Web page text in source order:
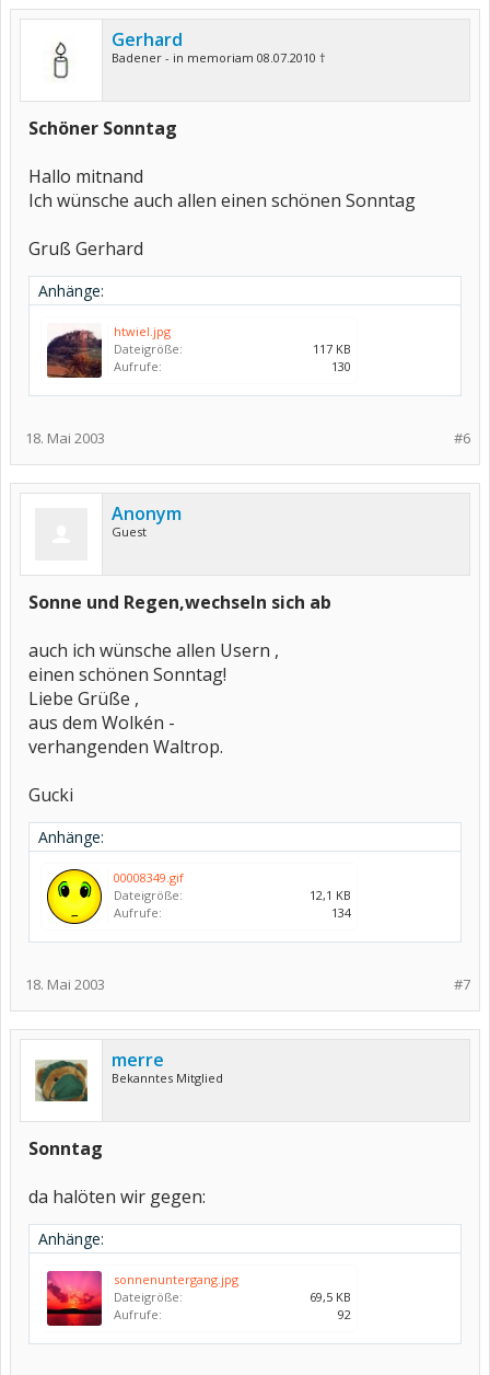
Gerhard
Badener - in memoriam 08.07.2010 †
Schöner Sonntag
Hallo mitnand
Ich wünsche auch allen einen schönen Sonntag
Gruß Gerhard
Anhänge:
htwiel.jpg
Dateigröße:
117 KB
Aufrufe:
130
#6
18. Mai 2003
Anonym
Guest
Sonne und Regen,wechseln sich ab
auch ich wünsche allen Usern ,
einen schönen Sonntag!
Liebe Grüße ,
aus dem Wolkén -
verhangenden Waltrop.
Gucki
Anhänge:
00008349.gif
Dateigröße:
12,1 KB
Aufrufe:
134
#7
18. Mai 2003
merre
Bekanntes Mitglied
Sonntag
da halöten wir gegen:
Anhänge:
sonnenuntergang.jpg
Dateigröße:
69,5 KB
Aufrufe:
92